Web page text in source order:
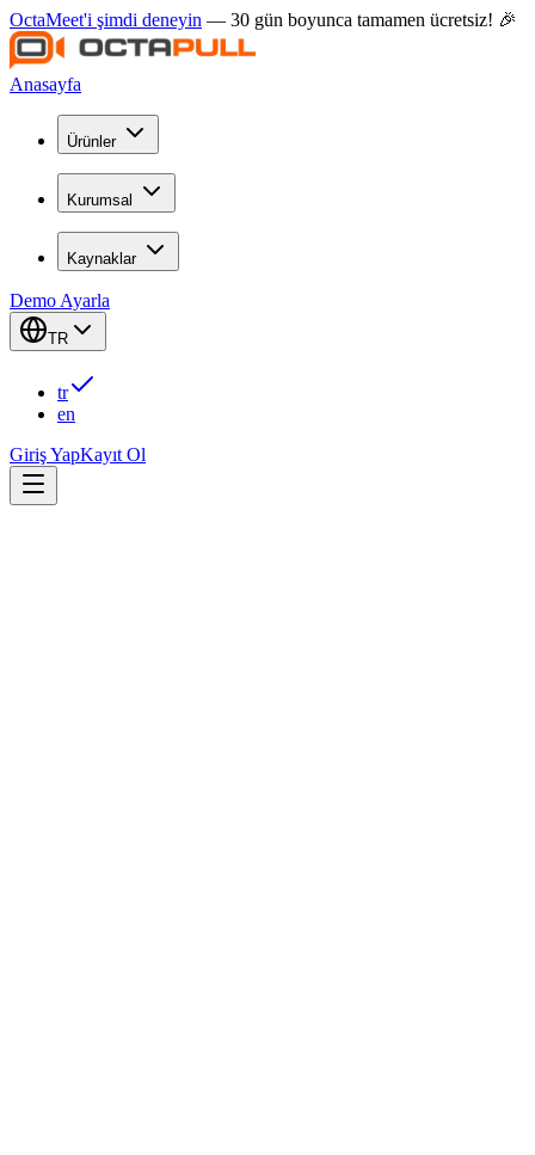
OctaMeet'i şimdi deneyin — 30 gün boyunca tamamen ücretsiz! 🎉
Anasayfa
Ürünler
Kurumsal
Kaynaklar
Demo Ayarla
TR
tr
en
Giriş YapKayıt Ol